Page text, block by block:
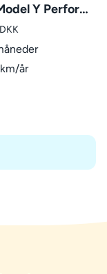
Tesla Model Y Performance
DKK
år